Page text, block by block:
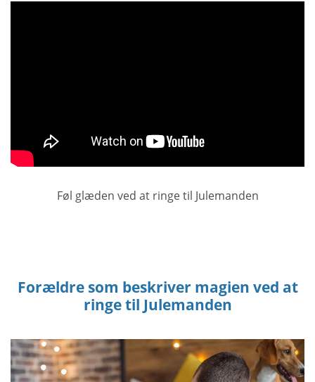
Føl glæden ved at ringe til Julemanden
Forældre som beskriver magien ved at
ringe til Julemanden